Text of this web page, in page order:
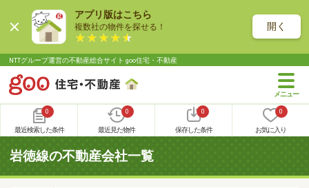
アプリ版はこちら
複数社の物件を探せる！ 開く
NTTグループ運営の不動産総合サイト goo住宅・不動産
0
最近検索した条件
0
最近見た物件
0
保存した条件
0
お気に入り
岩徳線の不動産会社一覧